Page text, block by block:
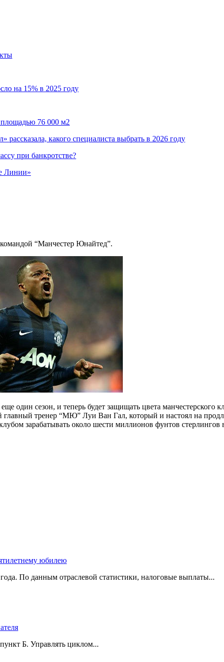
на 15% в 2025 году
76 000 м2
рассказала, какого специалиста выбрать в 2026 году
при банкротстве?
Линии»
“Манчестер Юнайтед”.
сезон, и теперь будет защищать цвета манчестерского
главный тренер “МЮ” Луи Ван Гал, который и настоял на
зарабатывать около шести миллионов фунтов стерлингов
юбилею
По данным отраслевой статистики, налоговые выплаты...
Б. Управлять циклом...